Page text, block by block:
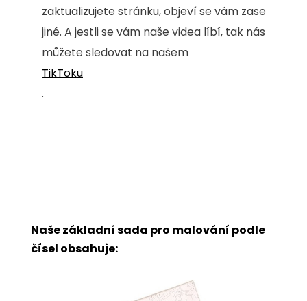
zaktualizujete stránku, objeví se vám zase
jiné. A jestli se vám naše videa líbí, tak nás
můžete sledovat na našem
TikToku
.
Naše základní sada pro malování podle
čísel obsahuje: